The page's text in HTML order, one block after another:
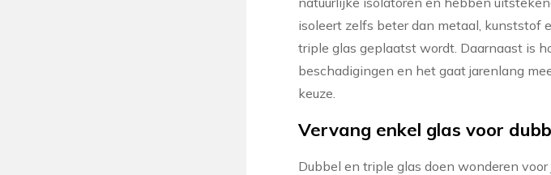
isoleert zelfs beter dan metaal, kunststof
triple glas geplaatst wordt. Daarnaast is
beschadigingen en het gaat jarenlang
keuze.
Vervang enkel glas voor
Dubbel en triple glas doen wonderen